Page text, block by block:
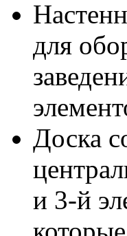
для
Доска
и 3-й